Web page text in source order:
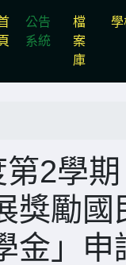
(current)
公告
系統
檔
案
庫
學
2學
獎勵
金」申